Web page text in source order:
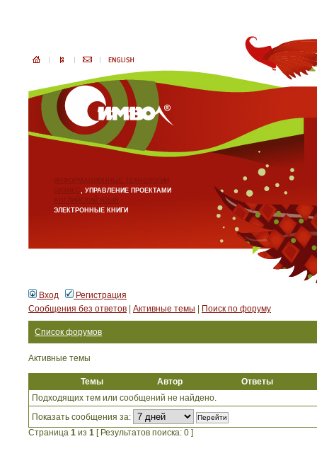
ИНФОРМАЦИОННЫЕ ТЕХНОЛОГИИ
БИЗНЕС, УПРАВЛЕНИЕ ПРОЕКТАМИ
АНГЛИЙСКИЙ ЯЗЫК
ЭЛЕКТРОННЫЕ КНИГИ
Вход
Регистрация
Сообщения без ответов
Активные темы Поиск по форуму
Список форумов
Активные темы
Темы Автор
Ответы
Подходящих тем или сообщений не найдено.
Показать сообщения за:
Страница 1 из 1 [ Результатов поиска: 0 ]